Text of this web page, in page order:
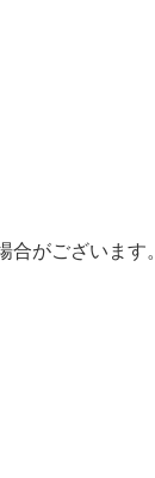
がございます。